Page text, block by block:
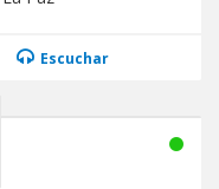
Escuchar